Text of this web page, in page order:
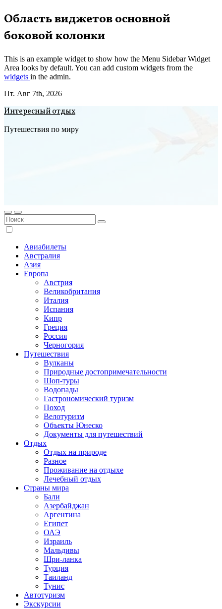
Перейти
к
содержимому
Область виджетов основной
боковой колонки
This is an example widget to show how the Menu Sidebar Widget
Area looks by default. You can add custom widgets from the
widgets in the admin.
Пт. Авг 7th, 2026
Интересный отдых
Путешествия по миру
Авиабилеты
Австралия
Азия
Европа
Австрия
Великобритания
Италия
Испания
Кипр
Греция
Россия
Черногория
Путешествия
Вулканы
Природные достопримечательности
Шоп-туры
Водопады
Гастрономический туризм
Поход
Велотуризм
Объекты Юнеско
Документы для путешествий
Отдых
Отдых на природе
Разное
Проживание на отдыхе
Лечебный отдых
Страны мира
Бали
Азербайджан
Аргентина
Египет
ОАЭ
Израиль
Мальдивы
Шри-ланка
Турция
Таиланд
Тунис
Автотуризм
Экскурсии